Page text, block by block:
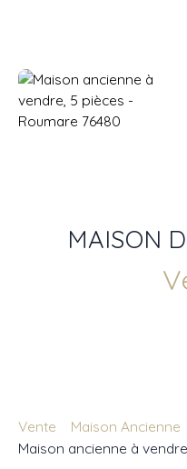
MAISON
Vente Maison Ancienne
Maison ancienne à